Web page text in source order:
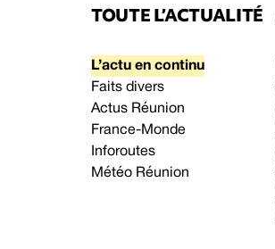
TOUTE L’ACTUALITÉ
L’actu en continu
Faits divers
Actus Réunion
France-Monde
Inforoutes
Météo Réunion